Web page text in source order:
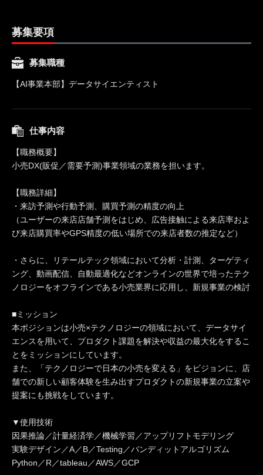
募集要項
募集職種
【AI事業本部】データサイエンティスト
仕事内容
【職務概要】
小売DX(販促／需要予測)事業領域の業務を担います。
【職務詳細】
・来訪予測や行動予測、購買予測の精度の向上
（ユーザーの来店店舗予測をはじめ、広告接触による来店率およ
び来店購買率やGPS精度の低い場所での来店者数の推定など）
・さらに、リテールテック領域において分析・計測、ターゲティ
ング、動画配信、自動最適化などオンラインの世界で培ったテク
ノロジーをオフラインである小売業界に応用し、新規事業の検討
■ミッション
本ポジションは小売×テクノロジーの領域において、データサイ
エンスを用いて、プロダクト課題を解決や収益の最大化をするこ
とをミッションにしています。
また、「テクノロジーで日本の小売を変える」をビジョンに、店
舗での新しい顧客体験を生み出すプロダクトの新規事業の立案や
提案にも挑戦をしています。
▼使用技術
因果推論／計量経済学／機械学習／アップリフトモデリング
実験デザイン／A／B／Testing／バンディットアルゴリズム
Python／R／tableau／AWS／GCP